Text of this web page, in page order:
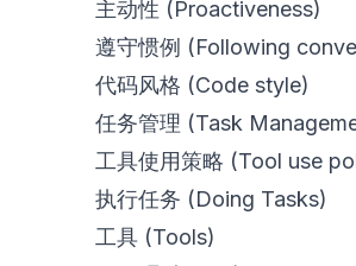
主动性 (Proactiveness)
遵守惯例 (Following
代码风格 (Code style)
任务管理 (Task
工具使用策略 (Tool use
执行任务 (Doing Tasks)
工具 (Tools)